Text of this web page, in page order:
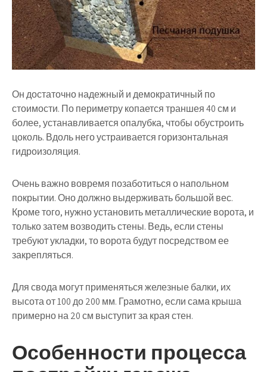
Он достаточно надежный и демократичный по
стоимости. По периметру копается траншея 40 см и
более, устанавливается опалубка, чтобы обустроить
цоколь. Вдоль него устраивается горизонтальная
гидроизоляция.
Очень важно вовремя позаботиться о напольном
покрытии. Оно должно выдерживать большой вес.
Кроме того, нужно установить металлические ворота, и
только затем возводить стены. Ведь, если стены
требуют укладки, то ворота будут посредством ее
закрепляться.
Для свода могут применяться железные балки, их
высота от 100 до 200 мм. Грамотно, если сама крыша
примерно на 20 см выступит за края стен.
Особенности процесса